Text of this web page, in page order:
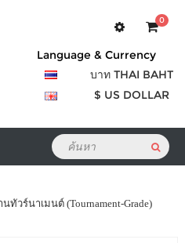
0
Language & Currency
บาท THAI BAHT
$ US DOLLAR
ทัวร์นาเมนต์ (Tournament-Grade)